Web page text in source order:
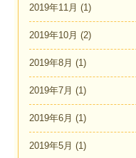
2019年11月 (1)
2019年10月 (2)
2019年8月 (1)
2019年7月 (1)
2019年6月 (1)
2019年5月 (1)